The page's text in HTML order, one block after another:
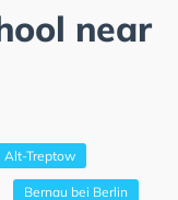
near
Alt-Treptow
Bernau bei Berlin